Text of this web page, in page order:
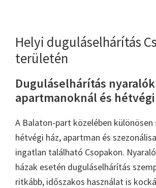
Helyi duguláselhárítás
területén
Duguláselhárítás
apartmanoknál és
A Balaton-part közelében különösen
hétvégi ház, apartman és
ingatlan található Csopakon.
házak esetén duguláselhárítás
ritkább, időszakos használat is